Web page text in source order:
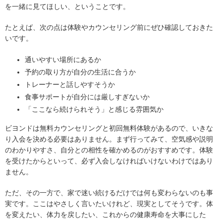
を一緒に見てほしい、ということです。
たとえば、次の点は体験やカウンセリング前にぜひ確認しておきた
いです。
通いやすい場所にあるか
予約の取り方が自分の生活に合うか
トレーナーと話しやすそうか
食事サポートが自分には厳しすぎないか
「ここなら続けられそう」と感じる雰囲気か
ビヨンドは無料カウンセリングと初回無料体験があるので、いきな
り入会を決める必要はありません。まず行ってみて、空気感や説明
のわかりやすさ、自分との相性を確かめるのがおすすめです。体験
を受けたからといって、必ず入会しなければいけないわけではあり
ません。
ただ、その一方で、家で迷い続けるだけでは何も変わらないのも事
実です。ここはやさしく言いたいけれど、現実としてそうです。体
を変えたい、体力を戻したい、これからの健康寿命を大事にした